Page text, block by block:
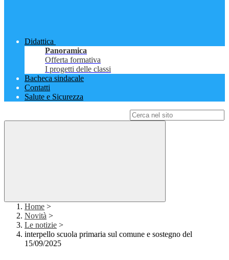
Didattica
Panoramica
Offerta formativa
I progetti delle classi
Bacheca sindacale
Contatti
Salute e Sicurezza
Home >
Novità >
Le notizie >
interpello scuola primaria sul comune e sostegno del
15/09/2025